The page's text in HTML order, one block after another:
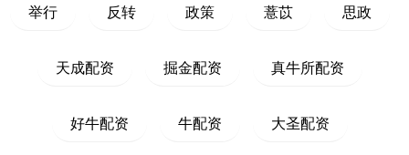
举行 反转 政策 薏苡 思政
天成配资 掘金配资 真牛所配资
好牛配资 牛配资 大圣配资